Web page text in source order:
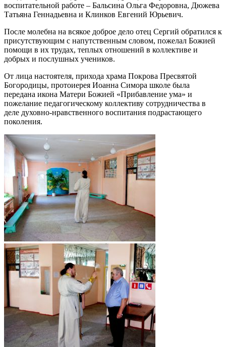
воспитательной работе – Бальсина Ольга Федоровна, Дюжева
Татьяна Геннадьевна и Клинков Евгений Юрьевич.
После молебна на всякое доброе дело отец Сергий обратился к
присутствующим с напутственным словом, пожелал Божией
помощи в их трудах, теплых отношений в коллективе и
добрых и послушных учеников.
От лица настоятеля, прихода храма Покрова Пресвятой
Богородицы, протоиерея Иоанна Симора школе была
передана икона Матери Божией «Прибавление ума» и
пожелание педагогическому коллективу сотрудничества в
деле духовно-нравственного воспитания подрастающего
поколения.